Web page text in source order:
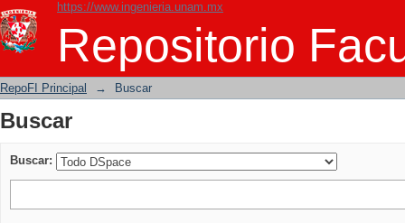
https://www.ingenieria.unam.mx
Repositorio
Buscar
RepoFI Principal → Buscar
Buscar
Buscar: